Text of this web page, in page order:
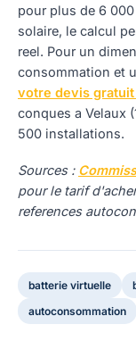
pour plus de 6
solaire, le calcul
reel. Pour un
consommation et
votre devis gratuit
conques a Velaux
500 installations.
Sources :
pour le tarif
references
batterie virtuelle
autoconsommation